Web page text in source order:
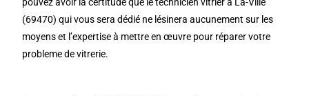
(69470) qui vous sera dédié ne lésinera aucunement sur les
moyens et l’expertise à mettre en œuvre pour réparer votre
probleme de vitrerie.